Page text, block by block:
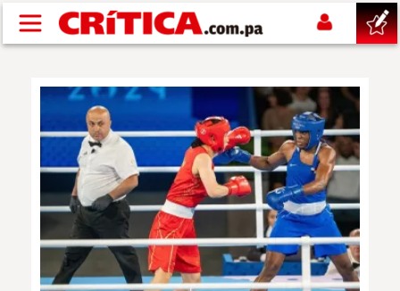
Pasar al contenido principal
SUCESOS
NACIONAL
SHOW